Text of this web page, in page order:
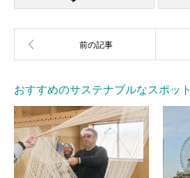
おすすめのサステナブルなスポット